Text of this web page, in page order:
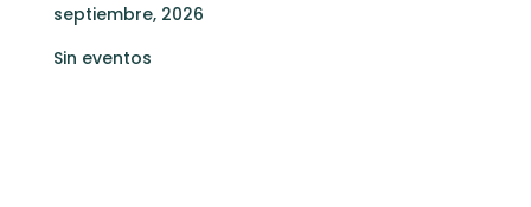
septiembre, 2026
Sin eventos